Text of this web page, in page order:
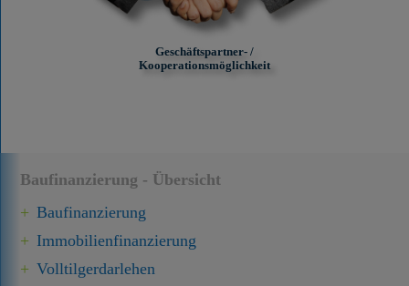
Baufinanzierung - Übersicht
Baufinanzierung
Immobilien­finanzierung
Volltilgerdarlehen
Geschäftspartner- /
Kooperationsmöglichkeit